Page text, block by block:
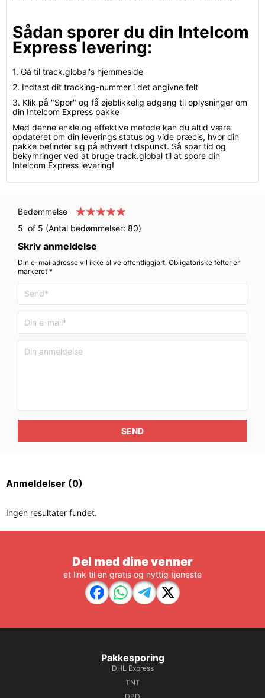
Sådan sporer du din Intelcom
Express levering:
1. Gå til track.global's hjemmeside
2. Indtast dit tracking-nummer i det angivne felt
3. Klik på "Spor" og få øjeblikkelig adgang til oplysninger om
din Intelcom Express pakke
Med denne enkle og effektive metode kan du altid være
opdateret om din leverings status og vide præcis, hvor din
pakke befinder sig på ethvert tidspunkt. Så spar tid og
bekymringer ved at bruge track.global til at spore din
Intelcom Express levering!
Bedømmelse
5 of 5 (Antal bedømmelser: 80)
Skriv anmeldelse
Din e-mailadresse vil ikke blive offentliggjort. Obligatoriske felter er
markeret *
SEND
Anmeldelser (0)
Ingen resultater fundet.
Del med dine venner
et link til en gratis og nyttig tjeneste
Pakkesporing
DHL Express
TNT